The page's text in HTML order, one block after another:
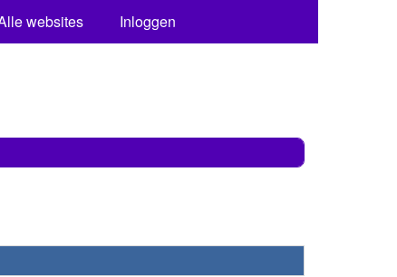
websites Inloggen